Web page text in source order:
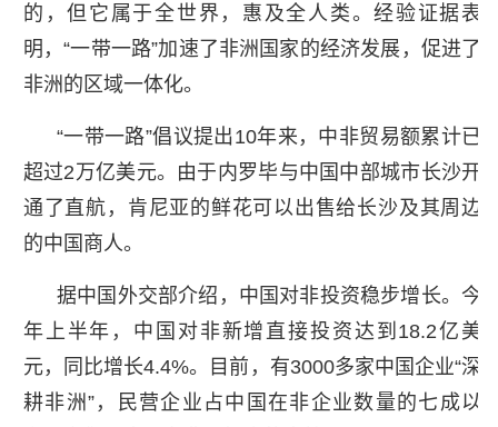
的，但它属于全世界，惠及全人类。经验证据表
明，“一带一路”加速了非洲国家的经济发展，促进了
非洲的区域一体化。
“一带一路”倡议提出10年来，中非贸易额累计已
超过2万亿美元。由于内罗毕与中国中部城市长沙开
通了直航，肯尼亚的鲜花可以出售给长沙及其周边
的中国商人。
据中国外交部介绍，中国对非投资稳步增长。今
年上半年，中国对非新增直接投资达到18.2亿美
元，同比增长4.4%。目前，有3000多家中国企业“深
耕非洲”，民营企业占中国在非企业数量的七成以